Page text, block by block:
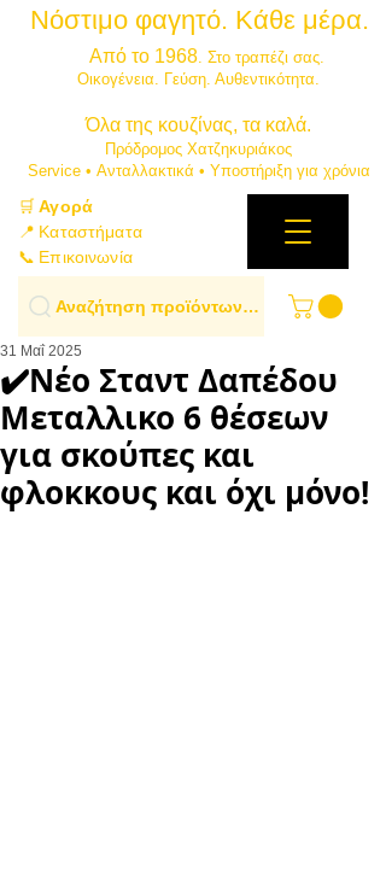
Νόστιμο φαγητό. Κάθε μέρα.
Από το 1968. Στο τραπέζι σας.
​Οικογένεια. Γεύση. Αυθεντικότητα.
​Όλα της κουζίνας, τα καλά.
Πρόδρομος Χατζηκυριάκος
​Service • Ανταλλακτικά • Υποστήριξη για χρόνια
🛒Αγορά
📍 Καταστήματα
📞 Επικοινωνία
Αναζήτηση προϊόντων…
✔️Νέο Σταντ Δαπέδου
Μεταλλικο 6 θέσεων
για σκούπες και
φλοκκους και όχι μόνο!
31 Μαΐ 2025